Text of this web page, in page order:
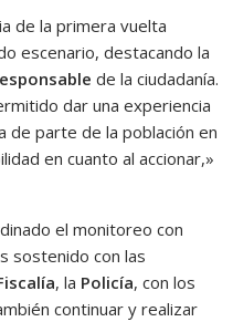
de la primera vuelta
escenario, destacando la
de la ciudadanía.
dar una experiencia
parte de la población en
en cuanto al accionar,»
el monitoreo con
sostenido con las
, la Policía, con los
continuar y realizar